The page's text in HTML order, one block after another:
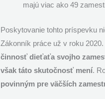
majú viac ako 49
Poskytovanie tohto príspevku
Zákonník práce už v roku
činnosť dieťaťa svojho
však táto skutočnosť mení.
povinným pre väčších